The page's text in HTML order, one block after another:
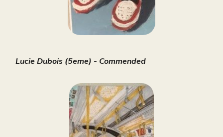
Lucie Dubois (5eme) - Commended